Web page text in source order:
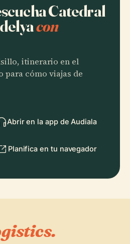
Catedral
con
itinerario en el
para cómo viajas de
Abrir en la app de Audiala
Planifica en tu navegador